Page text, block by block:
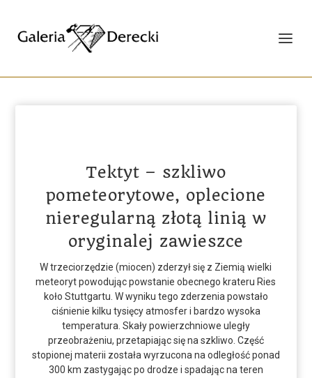
Tektyt – szkliwo
pometeorytowe, oplecione
nieregularną złotą linią w
oryginalej zawieszce
W trzeciorzędzie (miocen) zderzył się z Ziemią wielki
meteoryt powodując powstanie obecnego krateru Ries
koło Stuttgartu. W wyniku tego zderzenia powstało
ciśnienie kilku tysięcy atmosfer i bardzo wysoka
temperatura. Skały powierzchniowe uległy
przeobrażeniu, przetapiając się na szkliwo. Część
stopionej materii została wyrzucona na odległość ponad
300 km zastygając po drodze i spadając na teren